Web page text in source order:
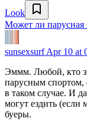
Look
Может ли парусная
sunsexsurfApr 10 at
Эммм. Любой, кто
парусным спортом,
в таком случае. И
могут ездить (если
буеры.